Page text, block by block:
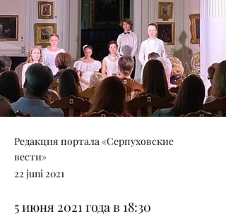
Редакция портала «Серпуховские
вести»
22 juni 2021
5 июня 2021 года в 18:30